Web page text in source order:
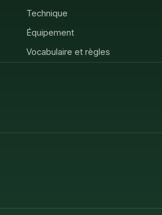
Technique
Équipement
Vocabulaire et règles